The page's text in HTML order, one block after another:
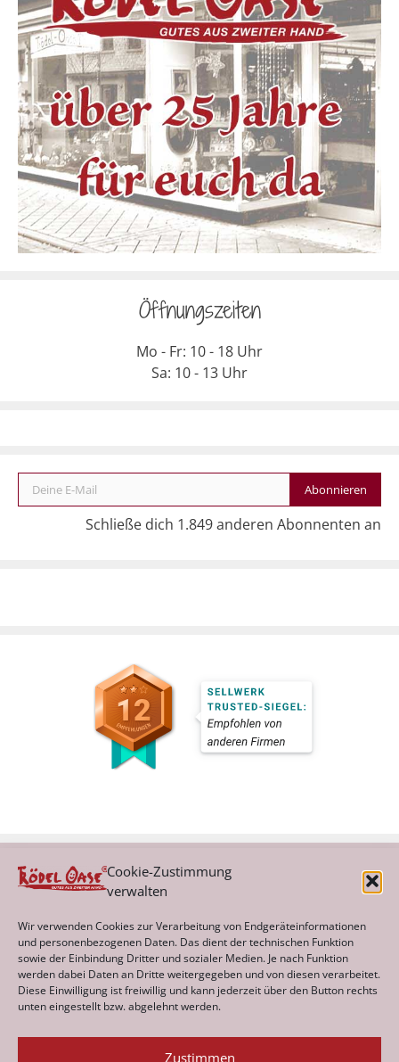
Cookie-Zustimmung
verwalten
Wir verwenden Cookies zur Verarbeitung von Endgeräteinformationen
und personenbezogenen Daten. Das dient der technischen Funktion
sowie der Einbindung Dritter und sozialer Medien. Je nach Funktion
werden dabei Daten an Dritte weitergegeben und von diesen verarbeitet.
Diese Einwilligung ist freiwillig und kann jederzeit über den Button rechts
unten eingestellt bzw. abgelehnt werden.
Zustimmen
Öffnungszeiten
Mo - Fr: 10 - 18 Uhr
Sa: 10 - 13 Uhr
Deine E-Mail
Abonnieren
Schließe dich 1.849 anderen Abonnenten an
Archiv